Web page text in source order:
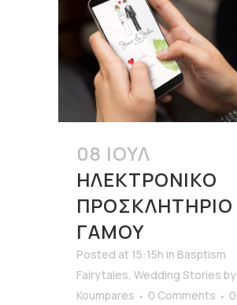
08 ΙΟΎΛ
ΗΛΕΚΤΡΟΝΙΚΌ
ΠΡΟΣΚΛΗΤΉΡΙΟ
ΓΆΜΟΥ
Posted at 15:15h in Basptism
Fairytales, Wedding Stories by
Koumpares
0 Comments 0